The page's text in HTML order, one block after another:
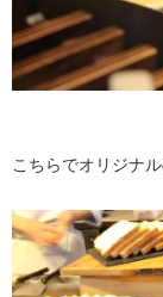
こちらでオリジナ